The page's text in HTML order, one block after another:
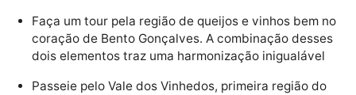
Faça um tour pela região de queijos e vinhos bem no
coração de Bento Gonçalves. A combinação desses
dois elementos traz uma harmonização inigualável
Passeie pelo Vale dos Vinhedos, primeira região do